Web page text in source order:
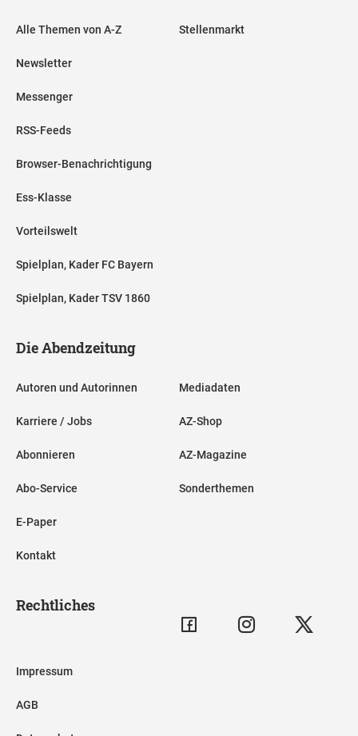
Alle Themen von A-Z
Newsletter
Messenger
RSS-Feeds
Browser-Benachrichtigung
Ess-Klasse
Vorteilswelt
Spielplan, Kader FC Bayern
Spielplan, Kader TSV 1860
Stellenmarkt
Die Abendzeitung
Autoren und Autorinnen
Karriere / Jobs
Abonnieren
Abo-Service
E-Paper
Kontakt
Mediadaten
AZ-Shop
AZ-Magazine
Sonderthemen
Rechtliches
Impressum
AGB